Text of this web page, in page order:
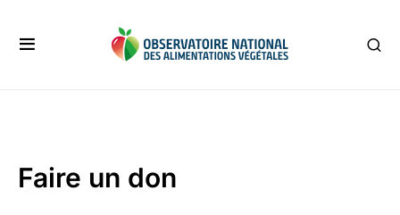
Faire un don